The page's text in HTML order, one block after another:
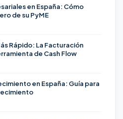
en España: Cómo
de su PyME
Rápido: La Facturación
de Cash Flow
en España: Guía para